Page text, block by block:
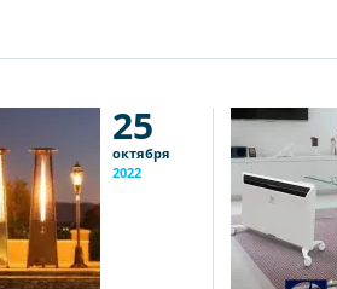
25
октября
2022